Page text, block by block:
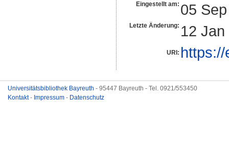
Eingestellt am: 05
Letzte Änderung: 12
URI:
Universitätsbibliothek Bayreuth - 95447 Bayreuth - Tel. 0921/553450
Kontakt- Impressum - Datenschutz